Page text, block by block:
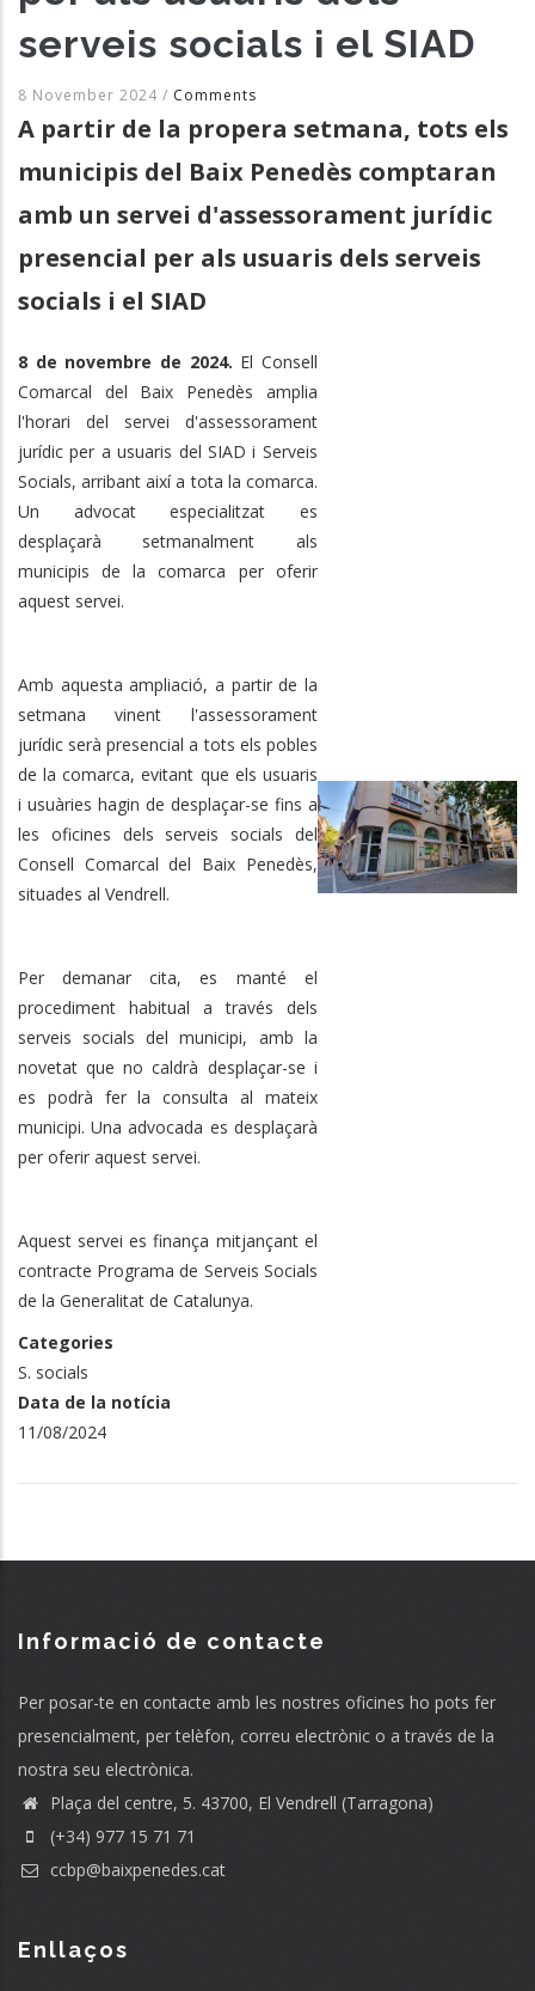
serveis socials i el SIAD
8 November 2024 / Comments
A partir de la propera setmana, tots els
municipis del Baix Penedès comptaran
amb un servei d'assessorament jurídic
presencial per als usuaris dels serveis
socials i el SIAD
8 de novembre de 2024. El Consell
Comarcal del Baix Penedès amplia
l'horari del servei d'assessorament
jurídic per a usuaris del SIAD i Serveis
Socials, arribant així a tota la comarca.
Un advocat especialitzat es
desplaçarà setmanalment als
municipis de la comarca per oferir
aquest servei.
Amb aquesta ampliació, a partir de la
setmana vinent l'assessorament
jurídic serà presencial a tots els pobles
de la comarca, evitant que els usuaris
i usuàries hagin de desplaçar-se fins a
les oficines dels serveis socials del
Consell Comarcal del Baix Penedès,
situades al Vendrell.
Per demanar cita, es manté el
procediment habitual a través dels
serveis socials del municipi, amb la
novetat que no caldrà desplaçar-se i
es podrà fer la consulta al mateix
municipi. Una advocada es desplaçarà
per oferir aquest servei.
Aquest servei es finança mitjançant el
contracte Programa de Serveis Socials
de la Generalitat de Catalunya.
Categories
S. socials
Data de la notícia
11/08/2024
Informació de contacte
Per posar-te en contacte amb les nostres oficines ho pots fer
presencialment, per telèfon, correu electrònic o a través de la
nostra seu electrònica.
Plaça del centre, 5. 43700, El Vendrell (Tarragona)
(+34) 977 15 71 71
ccbp@baixpenedes.cat
Enllaços